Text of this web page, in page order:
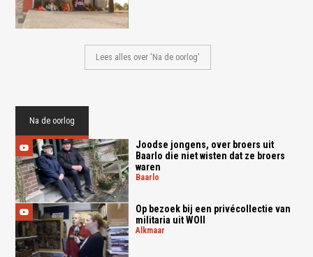
Lees alles over 'Na de oorlog'
Na de oorlog
Joodse jongens, over broers uit
Baarlo die niet wisten dat ze broers
waren
baarlo
Op bezoek bij een privécollectie van
militaria uit WOII
alkmaar